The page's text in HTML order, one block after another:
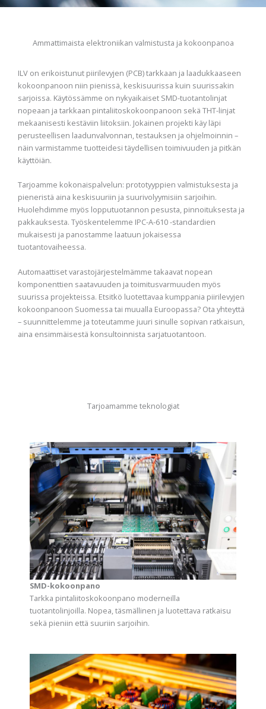
Ammattimaista elektroniikan valmistusta ja kokoonpanoa
ILV on erikoistunut piirilevyjen (PCB) tarkkaan ja laadukkaaseen
kokoonpanoon niin pienissä, keskisuurissa kuin suurissakin
sarjoissa. Käytössämme on nykyaikaiset SMD-tuotantolinjat
nopeaan ja tarkkaan pintaliitoskokoonpanoon sekä THT-linjat
mekaanisesti kestäviin liitoksiin. Jokainen projekti käy läpi
perusteellisen laadunvalvonnan, testauksen ja ohjelmoinnin –
näin varmistamme tuotteidesi täydellisen toimivuuden ja pitkän
käyttöiän.
Tarjoamme kokonaispalvelun: prototyyppien valmistuksesta ja
pieneristä aina keskisuuriin ja suurivolyymisiin sarjoihin.
Huolehdimme myös lopputuotannon pesusta, pinnoituksesta ja
pakkauksesta. Työskentelemme IPC-A-610 -standardien
mukaisesti ja panostamme laatuun jokaisessa
tuotantovaiheessa.
Automaattiset varastojärjestelmämme takaavat nopean
komponenttien saatavuuden ja toimitusvarmuuden myös
suurissa projekteissa. Etsitkö luotettavaa kumppania piirilevyjen
kokoonpanoon Suomessa tai muualla Euroopassa? Ota yhteyttä
– suunnittelemme ja toteutamme juuri sinulle sopivan ratkaisun,
aina ensimmäisestä konsultoinnista sarjatuotantoon.
Tarjoamamme teknologiat
SMD-kokoonpano
Tarkka pintaliitoskokoonpano moderneilla
tuotantolinjoilla. Nopea, täsmällinen ja luotettava ratkaisu
sekä pieniin että suuriin sarjoihin.